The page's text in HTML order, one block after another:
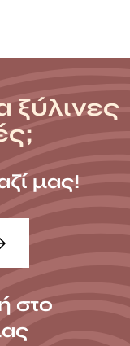
ξύλινες
μας!
στο